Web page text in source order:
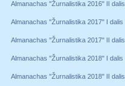
Almanachas "Žurnalistika 2016" II dalis
Almanachas "Žurnalistika 2017" I dalis
Almanachas "Žurnalistika 2017" II dalis
Almanachas "Žurnalistika 2018" I dalis
Almanachas "Žurnalistika 2018" II dalis